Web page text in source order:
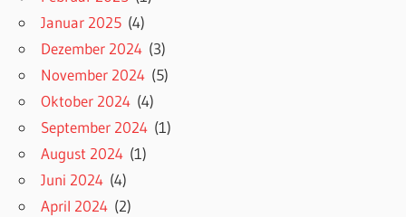
Januar 2025 (4)
Dezember 2024 (3)
November 2024 (5)
Oktober 2024 (4)
September 2024 (1)
August 2024 (1)
Juni 2024 (4)
April 2024 (2)